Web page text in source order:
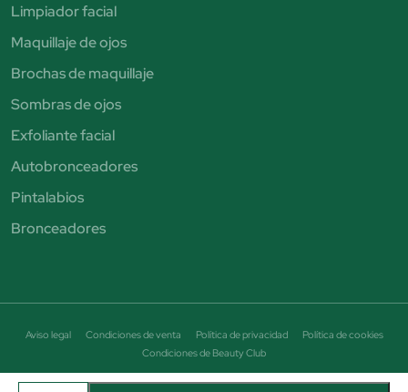
Limpiador facial
Maquillaje de ojos
Brochas de maquillaje
Sombras de ojos
Exfoliante facial
Autobronceadores
Pintalabios
Bronceadores
Aviso legal Condiciones de venta Política de privacidad
Política de cookies
Condiciones de Beauty Club